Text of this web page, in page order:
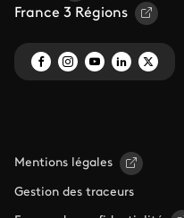
France 3 Régions
Mentions légales
Gestion des traceurs